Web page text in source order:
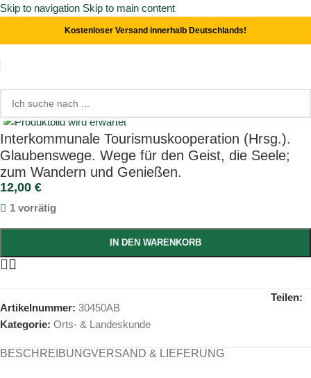
Skip to navigation Skip to main content
Kostenloser Versand innerhalb Deutschlands!
Start/ Orts- & Landeskunde
Click to enlarge
Interkommunale Tourismuskooperation (Hrsg.).
Glaubenswege. Wege für den Geist, die Seele;
zum Wandern und Genießen.
12,00 €
1 vorrätig
IN DEN WARENKORB
Artikelnummer: 30450AB
Kategorie: Orts- & Landeskunde
Teilen:
BESCHREIBUNGVERSAND & LIEFERUNG